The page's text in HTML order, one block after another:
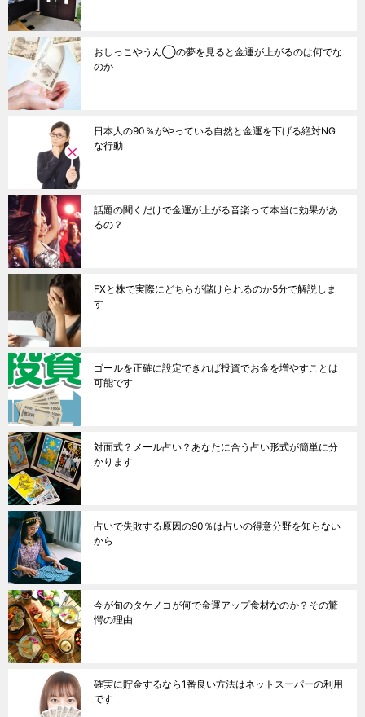
おしっこやうん◯の夢を見ると金運が上がるのは何でな
のか
日本人の90％がやっている自然と金運を下げる絶対NG
な行動
話題の聞くだけで金運が上がる音楽って本当に効果があ
るの？
FXと株で実際にどちらが儲けられるのか5分で解説しま
す
ゴールを正確に設定できれば投資でお金を増やすことは
可能です
対面式？メール占い？あなたに合う占い形式が簡単に分
かります
占いで失敗する原因の90％は占いの得意分野を知らない
から
今が旬のタケノコが何で金運アップ食材なのか？その驚
愕の理由
確実に貯金するなら1番良い方法はネットスーパーの利用
です